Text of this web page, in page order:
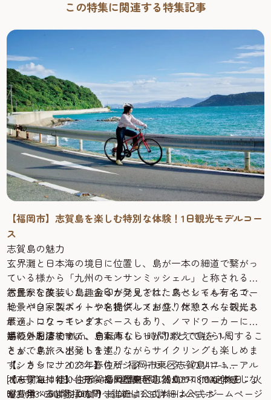
この特集に関連する特集記事
【福岡市】志賀島を楽しむ特別な体験！1日観光モデルコー
ス
志賀島の魅力
玄界灘と日本海の境目に位置し、島が一本の細道で繋がっ
ている様から「九州のモンサンミッシェル」と称される自
然豊かな美しい島。金印が発見された島としても有名で、
絶景パワースポットや名物グルメが盛りだくさんな観光ス
ポットになっています。
島の外周は約10km、自転車なら1時間ほどで島を１周するこ
とができ、スポットを巡りながらサイクリングも楽しめま
す。さらに、2023年春のビジターセンターのリニューアル
オープンに伴い、志賀島の歴史や自然についても体感しな
がら学べるようになりました。
古民家を改装した趣あるカフェでは、スペシャルティコー
ヒーや自家製スイーツを提供しており、休憩スペースにも
最適。コワーキングスペースもあり、ノマドワーカーにも
嬉しいお店です。
手続きを済ませて、島案内もしっかり教えてもらい、
さぁ、島旅へ出発します。
【シカシマサイクル】住所: 福岡市東区志賀島417-1
[MAP]TEL：050-6874-4398営業時間：9:00〜18:00定休日：火
曜費用：3時間2,000円〜詳細は公式ホームページ
【志賀海神社】住所：福岡市東区志賀島877 [MAP]TEL：
092-603-6501参拝時間：6:00〜17:30詳細は公式ホームページ